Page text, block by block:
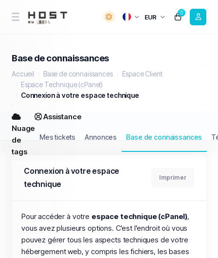
EUR
0
Base de connaissances
Accueil Base de connaissances
Espace Client
Espace Technique (cPanel)
Connexion à votre espace technique
Nuage
de
tags
Assistance
Mes tickets Annonces Base de connaissances
Connexion à votre espace
technique
Imprimer
Pour accéder à votre espace technique (cPanel),
vous avez plusieurs options. C'est l'endroit où vous
pouvez gérer tous les aspects techniques de votre
hébergement web, y compris les fichiers, les bases